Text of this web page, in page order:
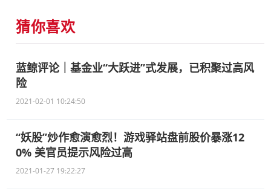
猜你喜欢
蓝鲸评论｜基金业“大跃进”式发展，已积聚过高风
险
2021-02-01 10:24:50
“妖股”炒作愈演愈烈！游戏驿站盘前股价暴涨12
0% 美官员提示风险过高
2021-01-27 19:22:27